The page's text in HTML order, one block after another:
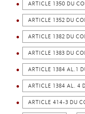
ARTICLE 1350 DU
ARTICLE 1352 DU
ARTICLE 1382 DU
ARTICLE 1383 DU
ARTICLE 1384 AL.1
ARTICLE 1384 AL. 4
ARTICLE 414-3 DU